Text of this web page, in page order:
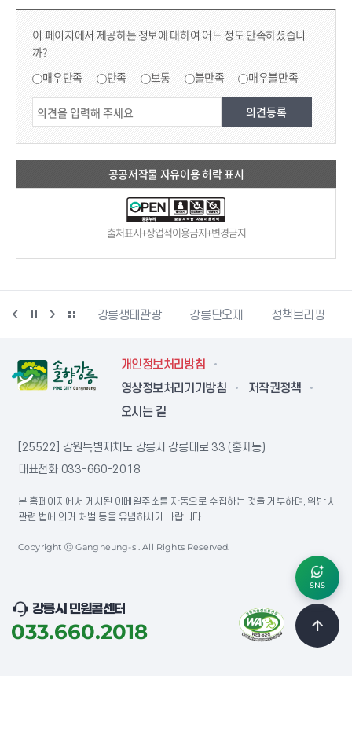
컨텐츠 만족도 조사 & 공공저작물 자유이용 허락 표시
이 페이지에서 제공하는 정보에 대하여 어느 정도 만족하셨습니
까?
매우만족 만족 보통 불만족 매우불만족
공공저작물 자유이용 허락 표시
출처표시+상업적이용금지+변경금지
동물사랑센터 강릉생태관광 강릉단오제 정책브리핑
개인정보처리방침
영상정보처리기기방침
저작권정책
오시는 길
[25522] 강원특별자치도 강릉시 강릉대로 33 (홍제동)
대표전화 033-660-2018
본 홈페이지에서 게시된 이메일주소를 자동으로 수집하는 것을 거부하며, 위반 시
관련 법에 의거 처벌 등을 유념하시기 바랍니다.
Copyright ⓒ Gangneung-si. All Rights Reserved.
강릉시 민원콜센터
033.660.2018
SNS